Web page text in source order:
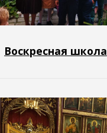
Воскресная школа